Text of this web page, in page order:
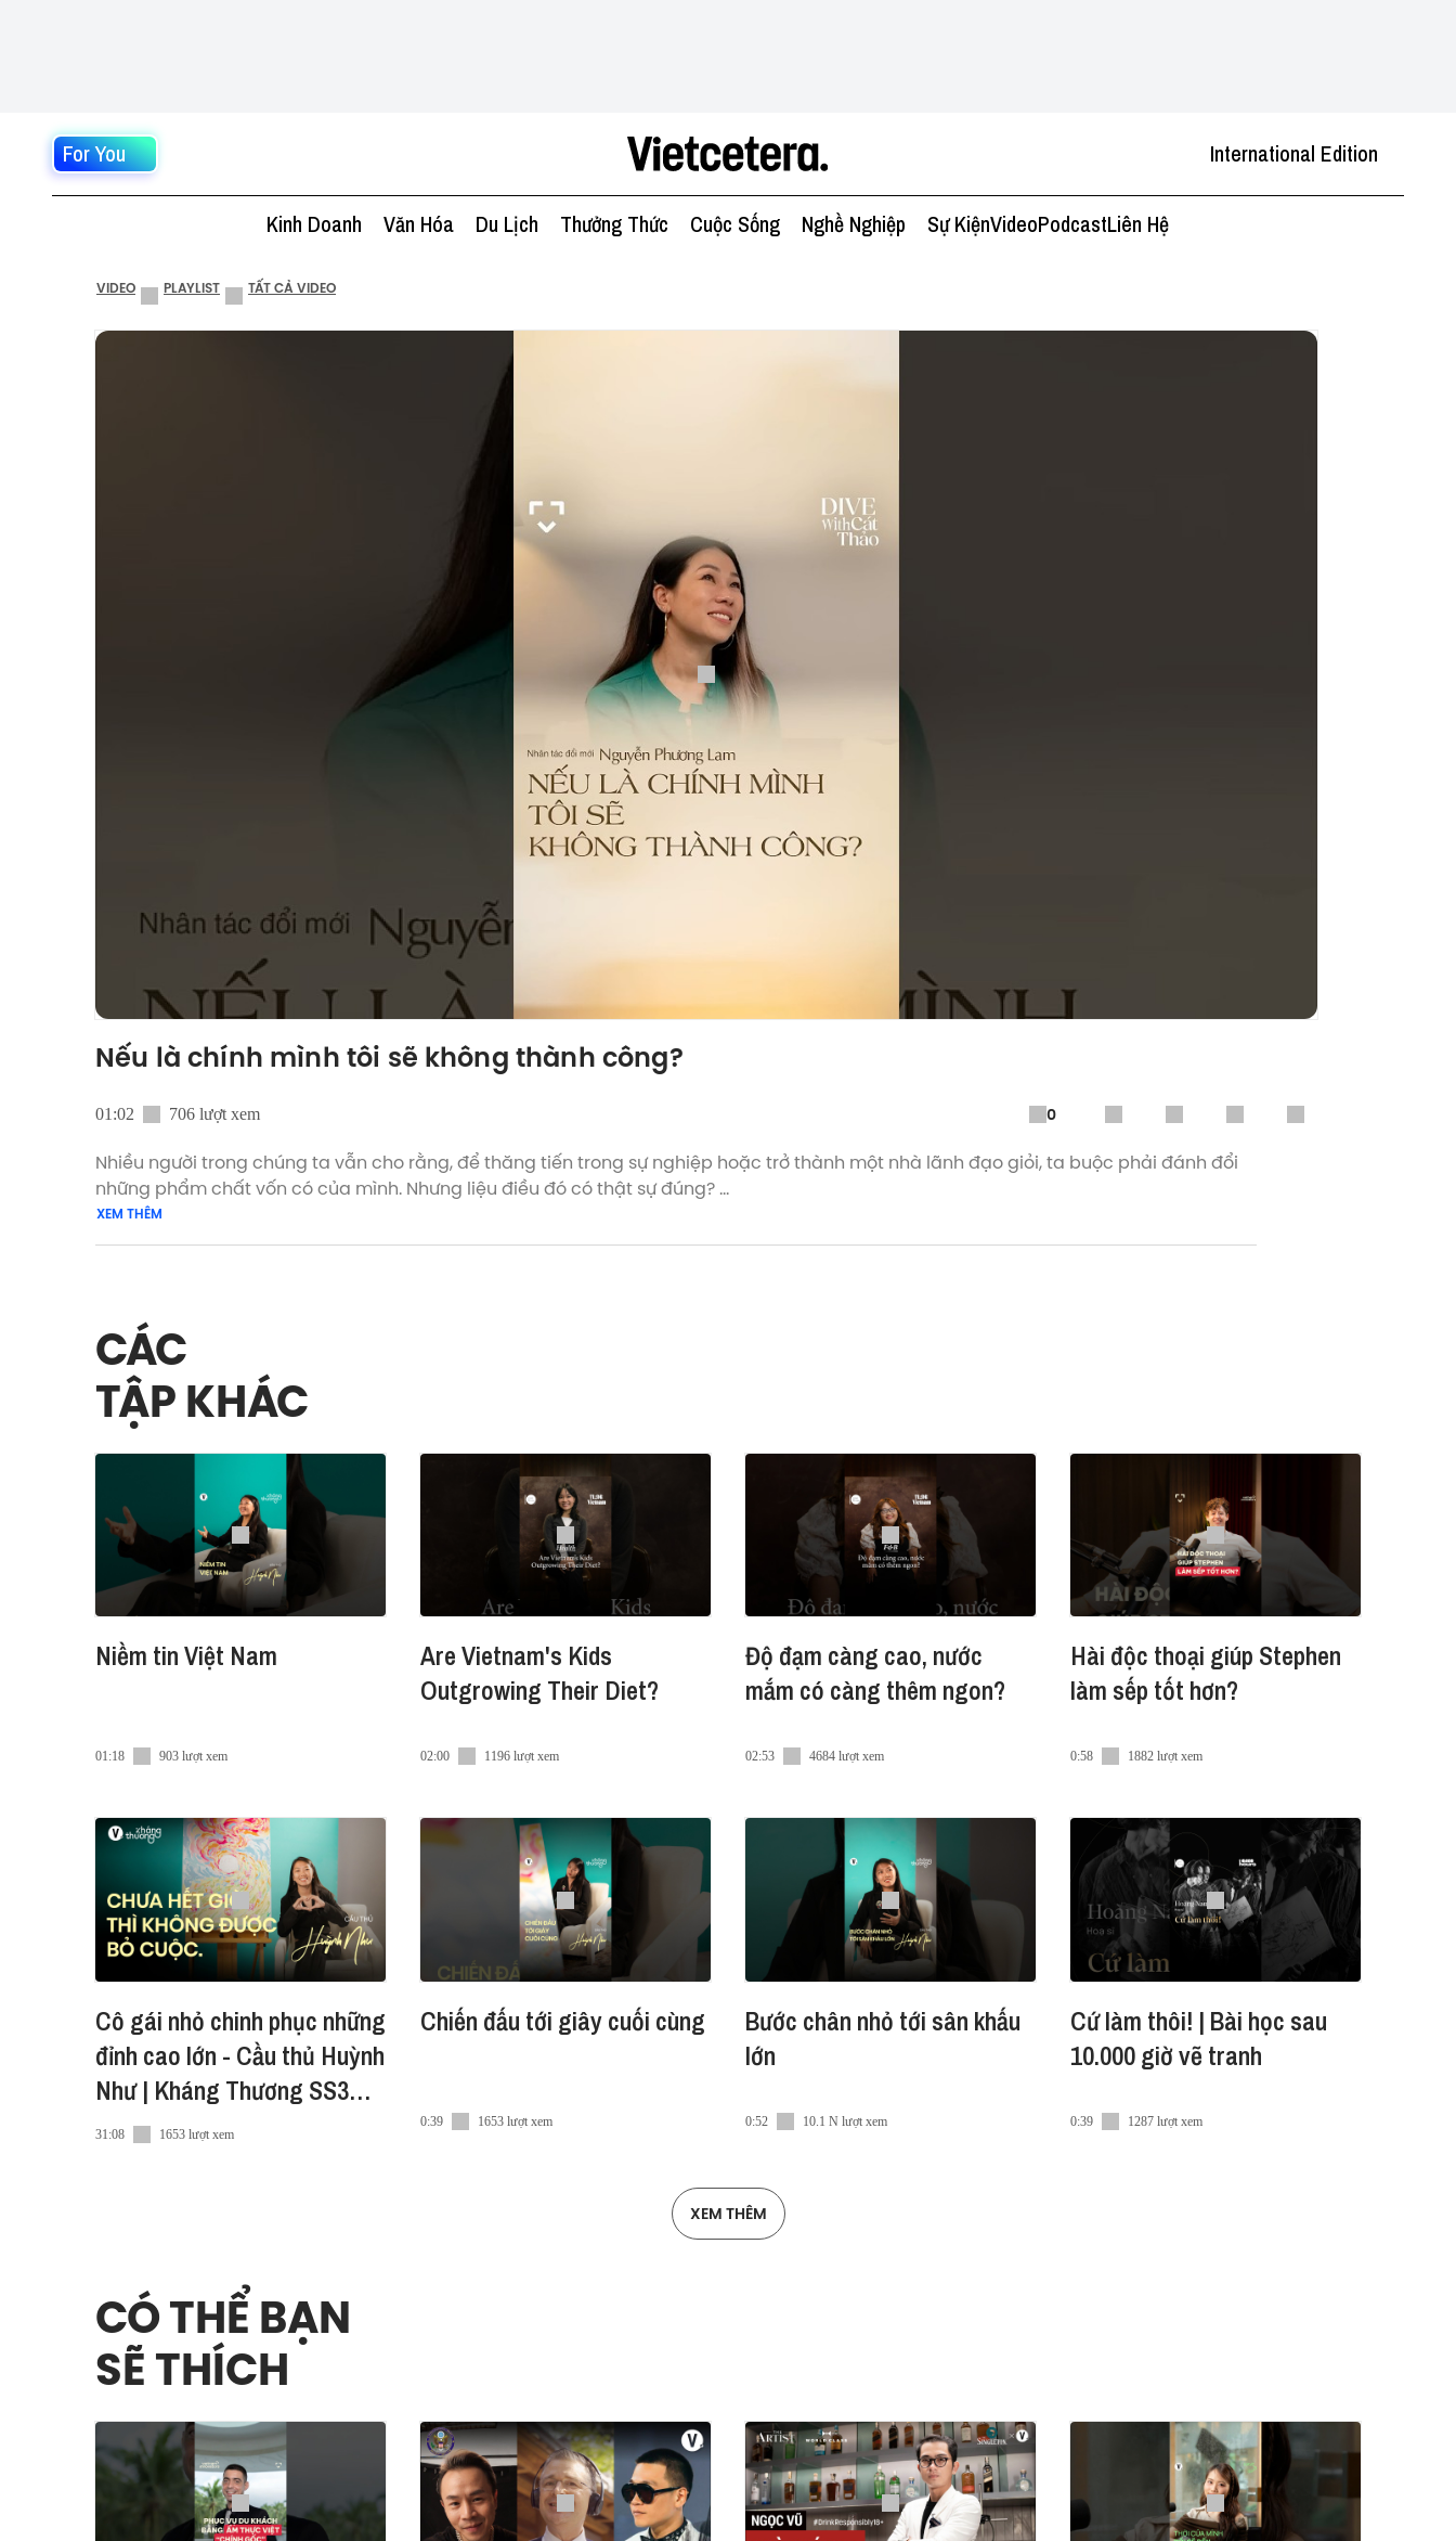
For You International Edition
Kinh Doanh Văn Hóa Du Lịch Thưởng Thức Cuộc Sống Nghề Nghiệp Sự KiệnVideoPodcastLiên Hệ
VIDEO PLAYLIST TẤT CẢ VIDEO
Nếu là chính mình tôi sẽ không thành công?
01:02 706 lượt xem 0
Nhiều người trong chúng ta vẫn cho rằng, để thăng tiến trong sự nghiệp hoặc trở thành một nhà lãnh đạo giỏi, ta buộc phải đánh đổi
những phẩm chất vốn có của mình. Nhưng liệu điều đó có thật sự đúng?
Xem bản đầy đủ Tập 05 Dive with Cát Thảo trên kênh YouTube Vietnam Innovators.
XEM THÊM
CÁC
TẬP KHÁC
Niềm tin Việt Nam
01:18 903 lượt xem
Are Vietnam's Kids
Outgrowing Their Diet?
02:00 1196 lượt xem
Độ đạm càng cao, nước
mắm có càng thêm ngon?
02:53 4684 lượt xem
Hài độc thoại giúp Stephen
làm sếp tốt hơn?
0:58 1882 lượt xem
Cô gái nhỏ chinh phục những
đỉnh cao lớn - Cầu thủ Huỳnh
Như | Kháng Thương SS3
EP3
31:08 1653 lượt xem
Chiến đấu tới giây cuối cùng
0:39 1653 lượt xem
Bước chân nhỏ tới sân khấu
lớn
0:52 10.1 N lượt xem
Cứ làm thôi! | Bài học sau
10.000 giờ vẽ tranh
0:39 1287 lượt xem
XEM THÊM
CÓ THỂ BẠN
SẼ THÍCH